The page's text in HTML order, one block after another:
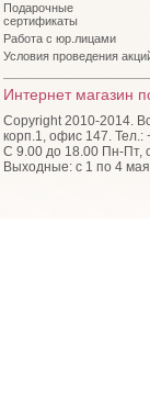
Подарочные
сертификаты
Работа с юр.лицами
Условия проведения
Интернет магазин
Copyright 2010-2014.
корп.1, офис 147. Тел.:
С 9.00 до 18.00 Пн-Пт,
Выходные: с 1 по 4